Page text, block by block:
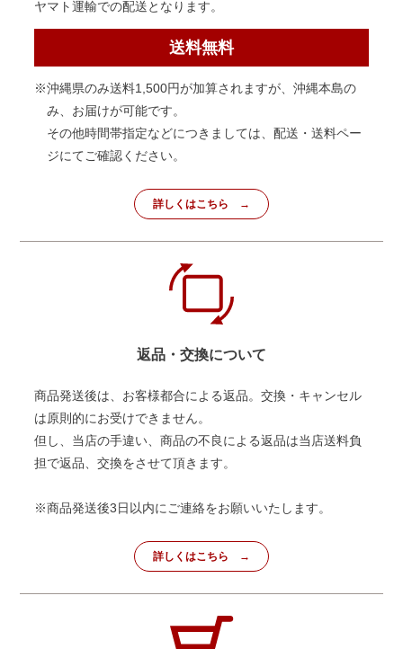
ヤマト運輸での配送となります。
送料無料
※沖縄県のみ送料1,500円が加算されますが、沖縄本島の
み、お届けが可能です。
その他時間帯指定などにつきましては、配送・送料ペー
ジにてご確認ください。
詳しくはこちら
返品・交換について
商品発送後は、お客様都合による返品。交換・キャンセル
は原則的にお受けできません。
但し、当店の手違い、商品の不良による返品は当店送料負
担で返品、交換をさせて頂きます。
※商品発送後3日以内にご連絡をお願いいたします。
詳しくはこちら